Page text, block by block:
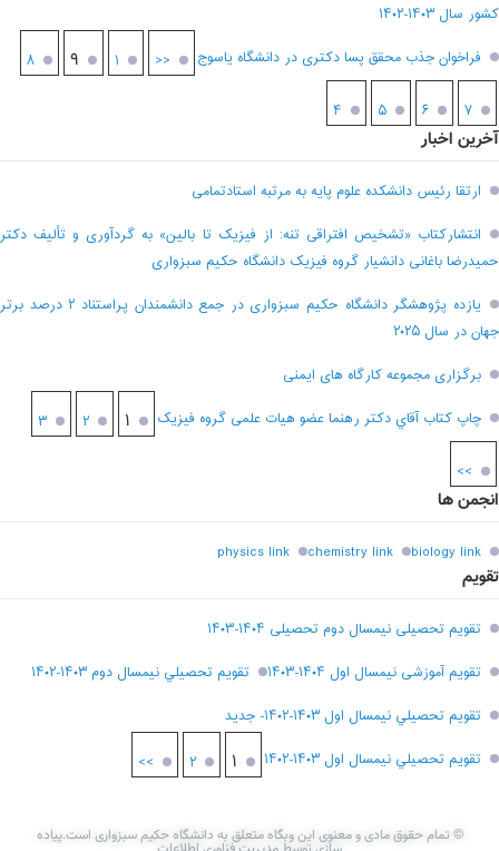
کشور سال ۱۴۰۳-۱۴۰۲
فراخوان جذب محقق پسا دکتری در دانشگاه یاسوج
<< ۱
۴ ۵ ۶ ۷
۸ ۹
آخرین اخبار
ارتقا رئیس دانشکده علوم پایه به مرتبه استادتمامی
انتشارکتاب «تشخیص افتراقی تنه: از فیزیک تا بالین» به گردآوری و تألیف دکتر
حمیدرضا باغانی دانشیار گروه فیزیک دانشگاه حکیم سبزواری
یازده پژوهشگر دانشگاه حکیم سبزواری در جمع دانشمندان پراستناد ۲ درصد برتر
جهان در سال ۲۰۲۵
برگزاری مجموعه کارگاه های ایمنی
چاپ کتاب آقاي دکتر رهنما عضو هیات علمی گروه فیزیک
۱ ۲ ۳
>>
انجمن ها
biology link
chemistry link
physics link
تقویم
تقویم تحصیلی نیمسال دوم تحصیلی ۱۴۰۴-۱۴۰۳
تقویم آموزشی نیمسال اول ۱۴۰۴-۱۴۰۳
تقويم تحصيلي نيمسال دوم ۱۴۰۳-۱۴۰۲
تقويم تحصيلي نيمسال اول ۱۴۰۳-۱۴۰۲- جديد
تقويم تحصيلي نيمسال اول ۱۴۰۳-۱۴۰۲
۱ ۲ >>
© تمام حقوق مادی و معنوی این وبگاه متعلق به دانشگاه حکیم سبزواری است.پیاده